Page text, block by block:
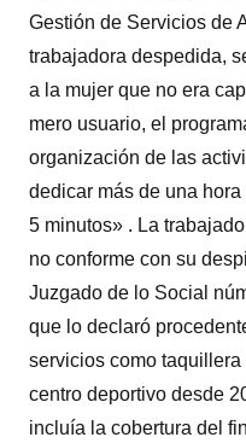
Gestión de Servicios de
trabajadora despedida,
a la mujer que no era
mero usuario, el
organización de las
dedicar más de una
5 minutos» . La
no conforme con su
Juzgado de lo Social
que lo declaró
servicios como
centro deportivo desde
incluía la cobertura del